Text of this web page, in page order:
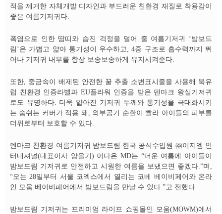
적을 제거한 자체개발 디자인과 부드러운 친환경 재질로 착용감이
좋은 여름기저귀다.
폭염으로 인한 땀띠와 습진 걱정을 덜어 줄 여름기저귀 ‘밤보드
림’은 가볍고 얇아 통기성이 우수하고, 4중 구조로 흡수력까지 뛰
어나 기저귀 내부를 항상 보송보송하게 유지시켜준다.
또한, 중금속이 배제된 안전한 꿀 추출 소변표시줄을 사용해 북유
럽 친환경 인증라벨과 EU플라워 인증을 받은 덴마크 왕실기저귀
로도 유명하다. 더욱 얇아진 기저귀 두께와 통기성을 극대화시키
는 숨쉬는 커버가 적용 돼, 외부공기 순환이 빨라 아이들의 피부를
더위로부터 보호할 수 있다.
덴마크 친환경 여름기저귀 밤보드림 한국 공식수입원 ㈜이지엠 인
터내셔널(대표이사 양을기) 이다은 MD는 “더운 여름에 아이들이
밤보드림 기저귀로 안전하고 시원한 여름을 보냈으면 좋겠다.”며,
“오는 28일부터 서울 코엑스에서 열리는 코베 베이비페어와 온라
인 모움 베이비페어에서 밤보드림을 만날 수 있다.”고 전했다.
밤보드림 기저귀는 프리미엄 라이프 쇼핑몰인 모움(MOWM)에서